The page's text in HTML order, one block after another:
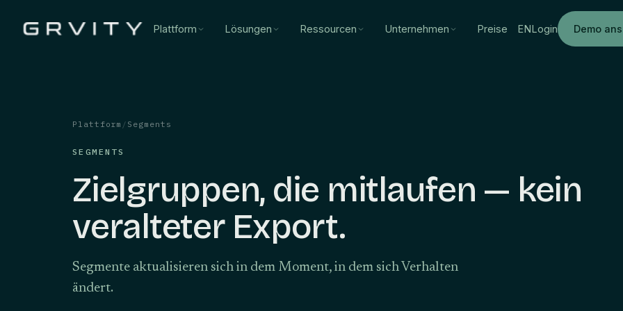
Plattform Lösungen Ressourcen Unternehmen Preise ENLogin Demo
Plattform / Segments
SEGMENTS
Zielgruppen, die mitlaufen — kein
veralteter Export.
Segmente aktualisieren sich in dem Moment, in dem sich Verhalten
ändert.